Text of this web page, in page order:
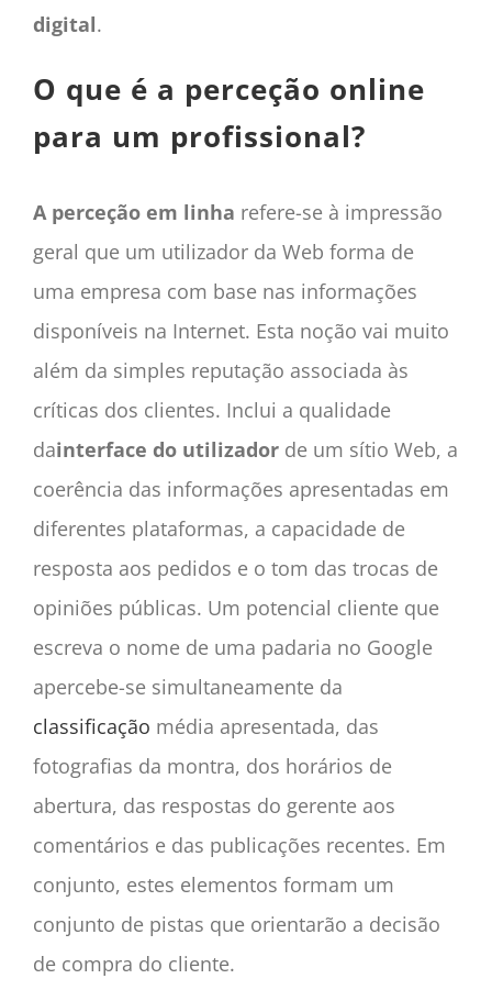
digital.
O que é a perceção online
para um profissional?
A perceção em linha refere-se à impressão
geral que um utilizador da Web forma de
uma empresa com base nas informações
disponíveis na Internet. Esta noção vai muito
além da simples reputação associada às
críticas dos clientes. Inclui a qualidade
dainterface do utilizador de um sítio Web, a
coerência das informações apresentadas em
diferentes plataformas, a capacidade de
resposta aos pedidos e o tom das trocas de
opiniões públicas. Um potencial cliente que
escreva o nome de uma padaria no Google
apercebe-se simultaneamente da
classificação média apresentada, das
fotografias da montra, dos horários de
abertura, das respostas do gerente aos
comentários e das publicações recentes. Em
conjunto, estes elementos formam um
conjunto de pistas que orientarão a decisão
de compra do cliente.